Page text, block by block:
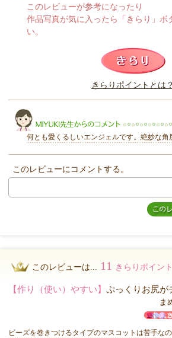
このレビューは参考になりましたか？
このレビューが参考になったり
作品写真が気に入ったら「きらり」ボ
い。
きらりポイントとは？
MIYUKI先生からのコメント
何とも愛くるしいエンジェルです。絶妙な角
このレビューにコメントする。
このレビューは... 11 きらりポイント
【作り（使い）やすい】 ぷっくりお尻が
ま
ビーズを巻きつけるタイプのマスコットは苦手な